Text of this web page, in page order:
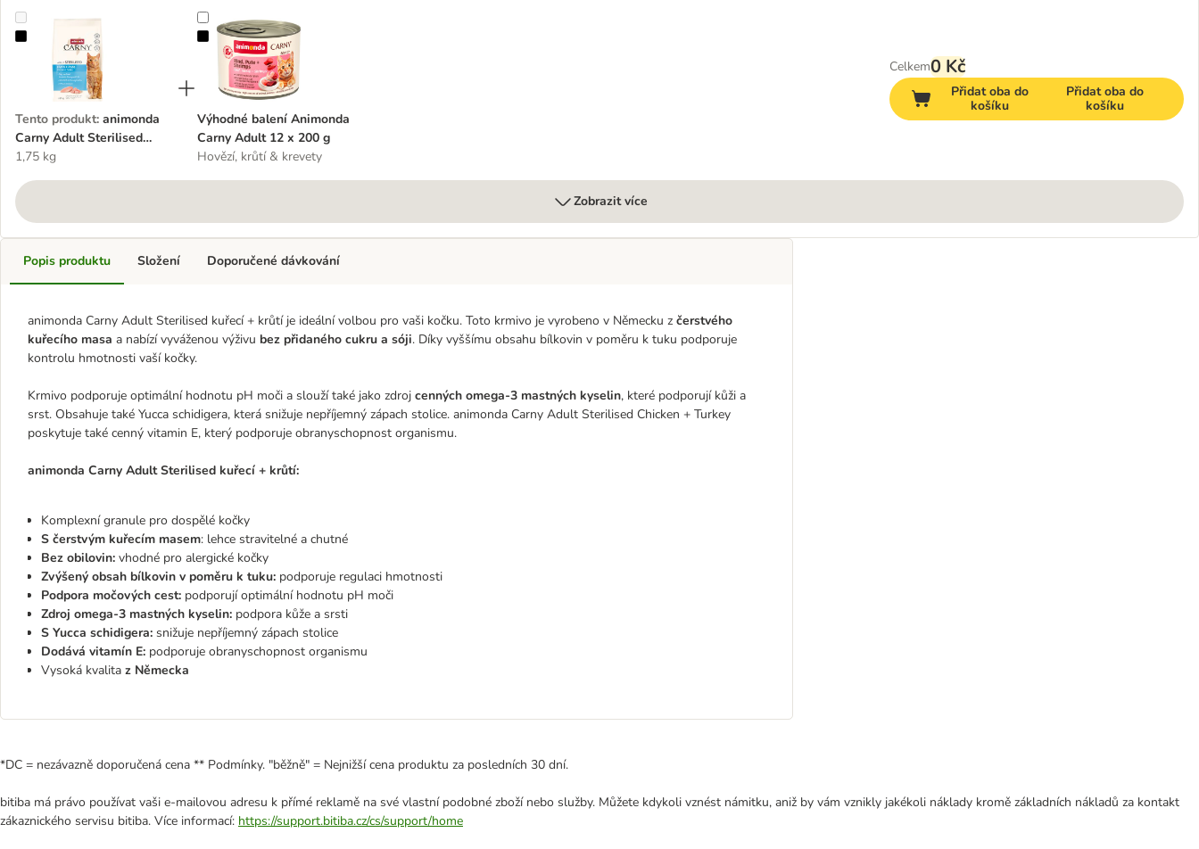
animonda Carny Adult Sterilised kuřecí + krůtí
Tento produkt: animonda
Carny Adult Sterilised
kuřecí + krůtí
1,75 kg
Výhodné balení Animonda Carny Adult 12 x 200 g
Výhodné balení Animonda
Carny Adult 12 x 200 g
Hovězí, krůtí & krevety
Celkem0 Kč
Přidat oba do
košíku
Přidat oba do
košíku
Zobrazit více
Popis produktu
animonda Carny Adult Sterilised kuřecí + krůtí je ideální volbou pro vaši kočku. Toto krmivo je vyrobeno v Německu z čerstvého
kuřecího masa a nabízí vyváženou výživu bez přidaného cukru a sóji. Díky vyššímu obsahu bílkovin v poměru k tuku podporuje
kontrolu hmotnosti vaší kočky.
Krmivo podporuje optimální hodnotu pH moči a slouží také jako zdroj cenných omega-3 mastných kyselin, které podporují kůži a
srst. Obsahuje také Yucca schidigera, která snižuje nepříjemný zápach stolice. animonda Carny Adult Sterilised Chicken + Turkey
poskytuje také cenný vitamin E, který podporuje obranyschopnost organismu.
animonda Carny Adult Sterilised kuřecí + krůtí:
Komplexní granule pro dospělé kočky
S čerstvým kuřecím masem: lehce stravitelné a chutné
Bez obilovin: vhodné pro alergické kočky
Zvýšený obsah bílkovin v poměru k tuku: podporuje regulaci hmotnosti
Podpora močových cest: podporují optimální hodnotu pH moči
Zdroj omega-3 mastných kyselin: podpora kůže a srsti
S Yucca schidigera: snižuje nepříjemný zápach stolice
Dodává vitamín E: podporuje obranyschopnost organismu
Vysoká kvalita z Německa
Složení Doporučené dávkování
*DC = nezávazně doporučená cena ** Podmínky. "běžně" = Nejnižší cena produktu za posledních 30 dní.
bitiba má právo používat vaši e-mailovou adresu k přímé reklamě na své vlastní podobné zboží nebo služby. Můžete kdykoli vznést námitku, aniž by vám vznikly jakékoli náklady kromě základních nákladů za kontakt
zákaznického servisu bitiba. Více informací: https://support.bitiba.cz/cs/support/home